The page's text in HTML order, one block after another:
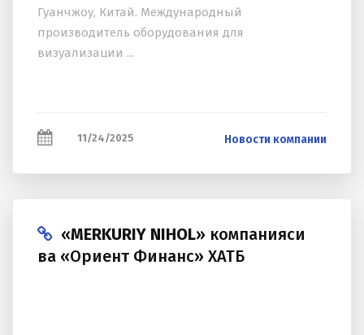
Гуанчжоу, Китай. Международный
производитель оборудования для
визуализации ...
11/24/2025 Новости компании
«MERKURIY NIHOL» компанияси
ва «Ориент Финанс» ХАТБ